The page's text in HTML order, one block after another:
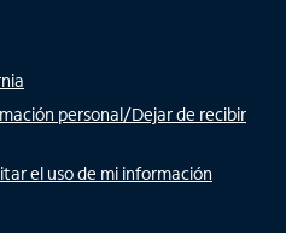
personal/Dejar de recibir
el uso de mi información